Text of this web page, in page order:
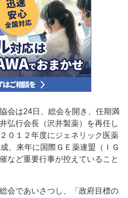
会は24日、総会を開き、任期満
弘行会長（沢井製薬）を再任し
０１２年度にジェネリック医薬
、来年に国際ＧＥ薬連盟（ＩＧ
など重要行事が控えていること
会であいさつし、「政府目標の